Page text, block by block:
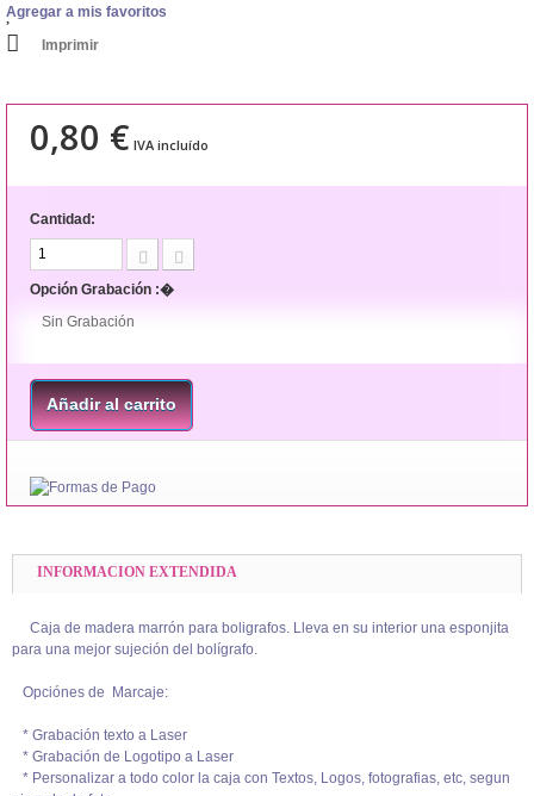
Agregar a mis favoritos
Imprimir
0,80 € IVA incluído
Cantidad:
Opción Grabación :�
Sin Grabación
Añadir al carrito
INFORMACION EXTENDIDA
Caja de madera marrón para boligrafos. Lleva en su interior una esponjita
para una mejor sujeción del bolígrafo.
Opciónes de Marcaje:
* Grabación texto a Laser
* Grabación de Logotipo a Laser
* Personalizar a todo color la caja con Textos, Logos, fotografias, etc, segun